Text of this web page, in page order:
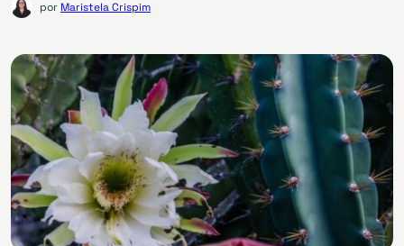
por Maristela Crispim